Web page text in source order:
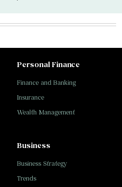
Personal Finance
Finance and Banking
Insurance
Wealth Management
Business
Business Strategy
Trends